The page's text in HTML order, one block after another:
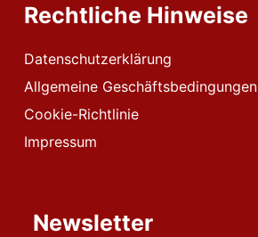
Rechtliche Hinweise
Datenschutzerklärung
Allgemeine Geschäftsbedingungen
Cookie-Richtlinie
Impressum
Newsletter